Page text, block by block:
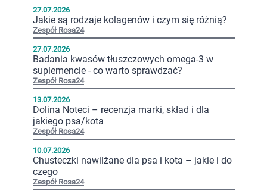
27.07.2026
Jakie są rodzaje kolagenów i czym się różnią?
Zespół Rosa24
27.07.2026
Badania kwasów tłuszczowych omega-3 w
suplemencie - co warto sprawdzać?
Zespół Rosa24
13.07.2026
Dolina Noteci – recenzja marki, skład i dla
jakiego psa/kota
Zespół Rosa24
10.07.2026
Chusteczki nawilżane dla psa i kota – jakie i do
czego
Zespół Rosa24